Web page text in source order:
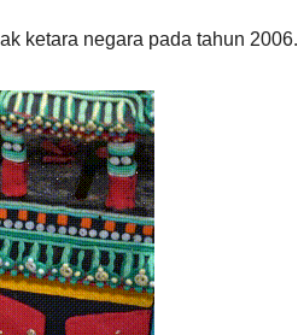
ketara negara pada tahun 2006.